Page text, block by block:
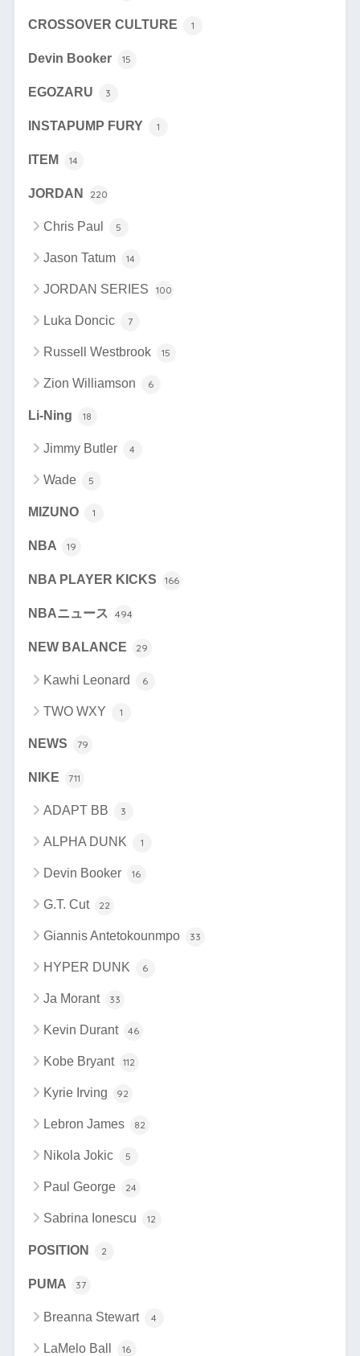
CROSSOVER CULTURE 1
Devin Booker 15
EGOZARU 3
INSTAPUMP FURY 1
ITEM 14
JORDAN 220
Chris Paul 5
Jason Tatum 14
JORDAN SERIES 100
Luka Doncic 7
Russell Westbrook 15
Zion Williamson 6
Li-Ning 18
Jimmy Butler 4
Wade 5
MIZUNO 1
NBA 19
NBA PLAYER KICKS 166
NBAニュース 494
NEW BALANCE 29
Kawhi Leonard 6
TWO WXY 1
NEWS 79
NIKE 711
ADAPT BB 3
ALPHA DUNK 1
Devin Booker 16
G.T. Cut 22
Giannis Antetokounmpo 33
HYPER DUNK 6
Ja Morant 33
Kevin Durant 46
Kobe Bryant 112
Kyrie Irving 92
Lebron James 82
Nikola Jokic 5
Paul George 24
Sabrina Ionescu 12
POSITION 2
PUMA 37
Breanna Stewart 4
LaMelo Ball 16